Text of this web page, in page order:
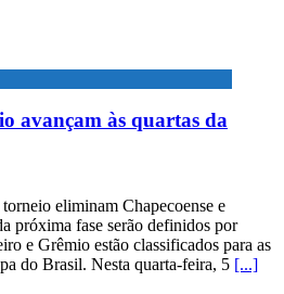
avançam às quartas da
eliminam Chapecoense e
próxima fase serão definidos por
e Grêmio estão classificados para as
do Brasil. Nesta quarta-feira, 5 [...]